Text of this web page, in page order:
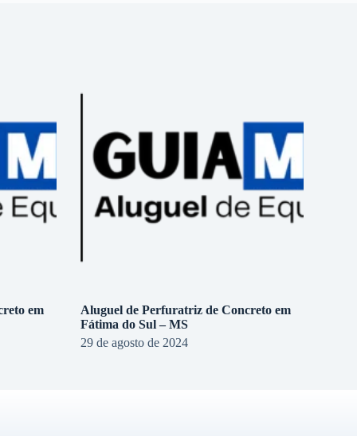
em
Aluguel de Perfuratriz de Concreto em
Fátima do Sul – MS
29 de agosto de 2024